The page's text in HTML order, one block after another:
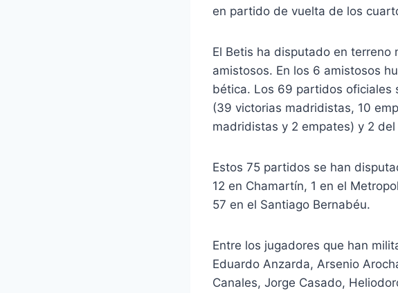
en partido de vuelta de los
El Betis ha disputado en
amistosos. En los 6 amistosos
bética. Los 69 partidos oficiales
(39 victorias madridistas, 10
madridistas y 2 empates) y 2
Estos 75 partidos se han
12 en Chamartín, 1 en el
57 en el Santiago Bernabéu.
Entre los jugadores que han
Eduardo Anzarda, Arsenio
Canales, Jorge Casado,